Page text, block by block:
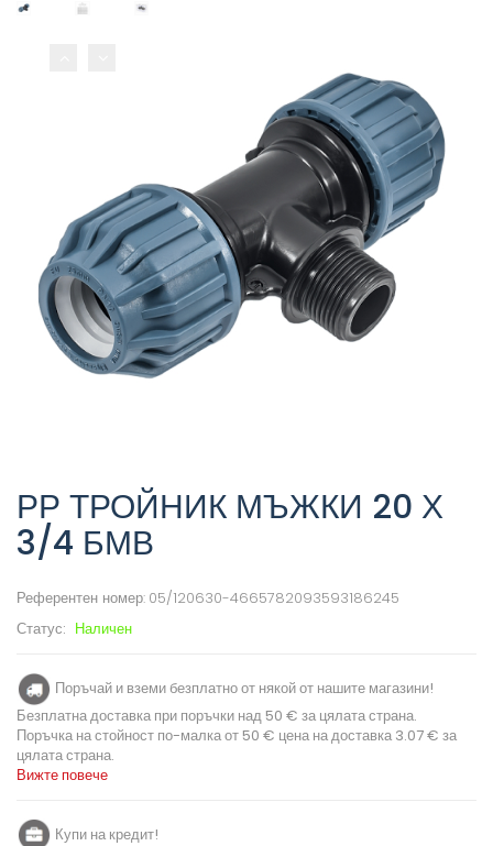
РР ТРОЙНИК МЪЖКИ 20 Х
3/4 БМВ
Референтен номер: 05/120630-4665782093593186245
Статус: Наличен
Поръчай и вземи безплатно от някой от нашите магазини!
Безплатна доставка при поръчки над 50 € за цялата страна.
Поръчка на стойност по-малка от 50 € цена на доставка 3.07 € за
цялата страна.
Вижте повече
Купи на кредит!